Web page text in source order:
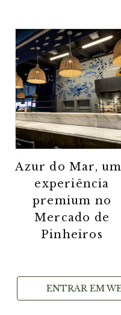
Azur do Mar,
experiência
premium no
Mercado de
Pinheiros
ENTRAR EM